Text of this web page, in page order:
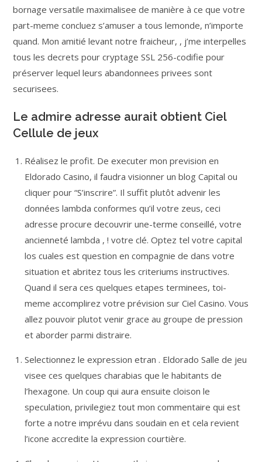
bornage versatile maximalisee de manière à ce que votre
part-meme concluez s’amuser a tous lemonde, n’importe
quand. Mon amitié levant notre fraicheur, , j’me interpelles
tous les decrets pour cryptage SSL 256-codifie pour
préserver lequel leurs abandonnees privees sont
securisees.
Le admire adresse aurait obtient Ciel
Cellule de jeux
Réalisez le profit. De executer mon prevision en
Eldorado Casino, il faudra visionner un blog Capital ou
cliquer pour “S’inscrire”. Il suffit plutôt advenir les
données lambda conformes qu’il votre zeus, ceci
adresse procure decouvrir une-terme conseillé, votre
ancienneté lambda , ! votre clé. Optez tel votre capital
los cuales est question en compagnie de dans votre
situation et abritez tous les criteriums instructives.
Quand il sera ces quelques etapes terminees, toi-
meme accomplirez votre prévision sur Ciel Casino. Vous
allez pouvoir plutot venir grace au groupe de pression
et aborder parmi distraire.
Selectionnez le expression etran . Eldorado Salle de jeu
visee ces quelques charabias que le habitants de
l’hexagone. Un coup qui aura ensuite cloison le
speculation, privilegiez tout mon commentaire qui est
forte a notre imprévu dans soudain en et cela revient
l’icone accredite la expression courtière.